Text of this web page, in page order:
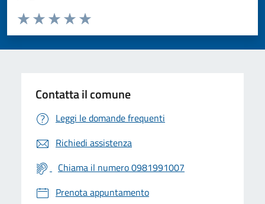
Valuta da 1 a 5 stelle la pagina
Valuta 5 stelle su 5
Valuta 4 stelle su 5
Valuta 3 stelle su 5
Valuta 2 stelle su 5
Valuta 1 stelle su 5
Contatta il comune
Leggi le domande frequenti
Richiedi assistenza
Chiama il numero 0981991007
Prenota appuntamento